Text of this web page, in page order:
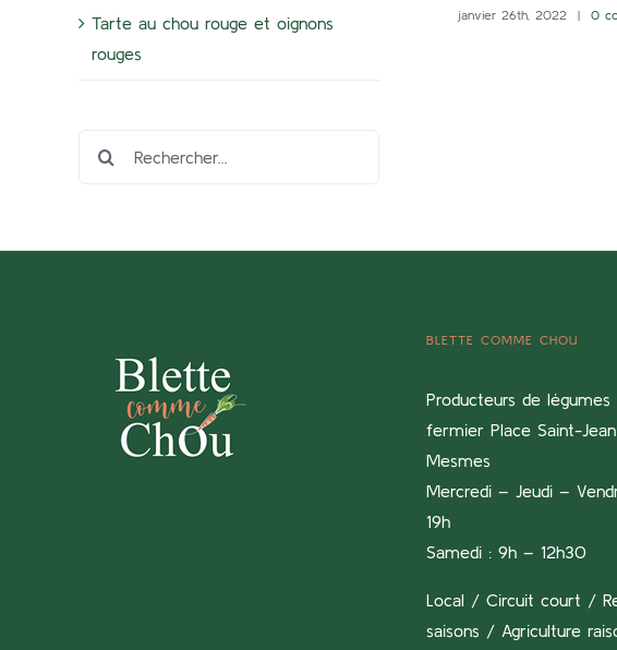
janvier 26th, 2022 | 0
Tarte au chou rouge et oignons
rouges
BLETTE COMME CHOU
Producteurs de légumes
fermier Place Saint-
Mesmes
Mercredi – Jeudi –
19h
Samedi : 9h – 12h30
Local / Circuit court /
saisons / Agriculture